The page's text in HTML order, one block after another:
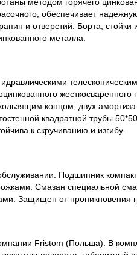
обеспечивает
и отверстий. Борта, стойки
металла.
жесткосваренного
концом, двух
квадратной трубы
к скручиванию и изгибу.
Подшипник
Смазан специальной
Защищен от проникновения
Fristom (Польша). В